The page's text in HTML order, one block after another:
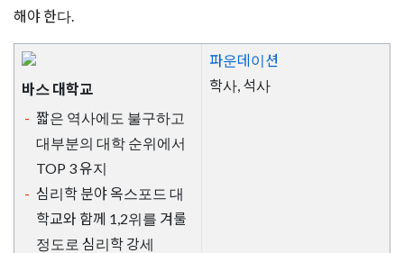
해야 한다.
바스 대학교
짧은 역사에도 불구하고
대부분의 대학 순위에서
TOP 3 유지
심리학 분야 옥스포드 대
학교와 함께 1,2위를 겨룰
정도로 심리학 강세
파운데이션
학사, 석사